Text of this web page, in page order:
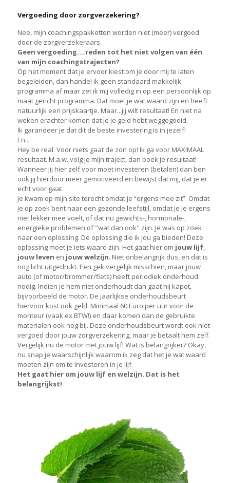
Vergoeding door zorgverzekering?
Nee, mijn coachingspakketten worden niet (meer) vergoed
door de zorgverzekeraars.
Geen vergoeding....reden tot het niet volgen van één
van mijn coachingstrajecten?
Op het moment dat je ervoor kiest om je door mij te laten
begeleiden, dan handel ik geen standaard makkelijk
programma af maar zet ik mij volledig in op een persoonlijk op
maat gericht programma. Dat moet je wat waard zijn en heeft
natuurlijk een prijskaartje. Maar...jij wilt resultaat! En niet na
weken erachter komen dat je je geld hebt weggegooid.
Ik garandeer je dat dit de beste investering is in jezelf!
En...
Hey be real. Voor niets gaat de zon op! Ik ga voor MAXIMAAL
resultaat. M.a.w. volg je mijn traject, dan boek je resultaat!
Wanneer jij hier zelf voor moet investeren (betalen) dan ben
ook jij hierdoor meer gemotiveerd en bewijst dat mij, dat je er
echt voor gaat.
Je kwam op mijn site terecht omdat je “ergens mee zit”. Omdat
je op zoek bent naar een gezonde leefstijl, omdat je je ergens
niet lekker mee voelt, of dat nu gewichts-, hormonale-,
energieke problemen of "wat dan ook" zijn. Je was op zoek
naar een oplossing. De oplossing die ik jou ga bieden! Deze
oplossing moet je iets waard zijn. Het gaat hier om jouw lijf,
jouw leven en jouw welzijn. Niet onbelangrijk dus, en dat is
nog licht uitgedrukt. Een gek vergelijk misschien, maar jouw
auto (of motor/brommer/fiets) heeft periodiek onderhoud
nodig. Indien je hem niet onderhoudt dan gaat hij kapot,
bijvoorbeeld de motor. De jaarlijkse onderhoudsbeurt
hiervoor kost ook geld. Minimaal 60 Euro per uur voor de
monteur (vaak ex BTW!) en daar komen dan de gebruikte
materialen ook nog bij. Deze onderhoudsbeurt wordt ook niet
vergoed door jouw zorgverzekering, maar je betaalt hem zelf.
Vergelijk nu de motor met jouw lijf! Wat is belangrijker? Okay,
nu snap je waarschijnlijk waarom ik zeg dat het je wat waard
moeten zijn om te investeren in je lijf.
Het gaat hier om jouw lijf en welzijn. Dat is het
belangrijkst!